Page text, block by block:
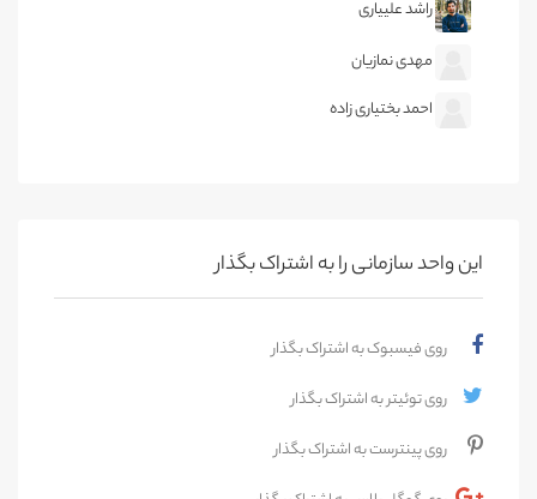
راشد علییاری
مهدی نمازیان
احمد بختیاری زاده
این واحد سازمانی را به اشتراک بگذار
روی فیسبوک به اشتراک بگذار
روی توئیتر به اشتراک بگذار
روی پینترست به اشتراک بگذار